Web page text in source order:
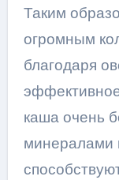
Таким
огромным
благодаря
каша очень
минералами